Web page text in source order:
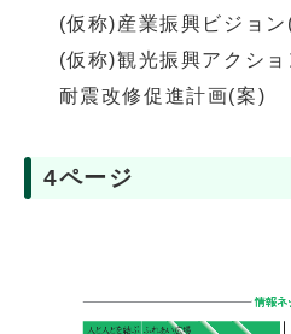
(仮称)産業振興ビジョン
(仮称)観光振興アクショ
耐震改修促進計画(案)
4ページ